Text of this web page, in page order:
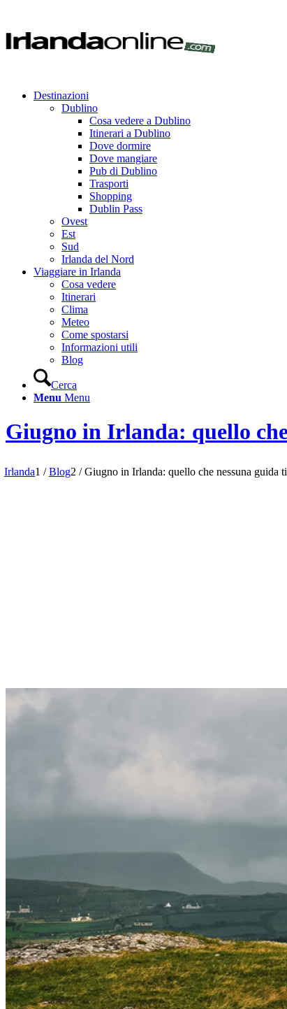
Destinazioni
Dublino
Cosa vedere a Dublino
Itinerari a Dublino
Dove dormire
Dove mangiare
Pub di Dublino
Trasporti
Shopping
Dublin Pass
Ovest
Est
Sud
Irlanda del Nord
Viaggiare in Irlanda
Cosa vedere
Itinerari
Clima
Meteo
Come spostarsi
Informazioni utili
Blog
Cerca
Menu Menu
Giugno in Irlanda: quello
Irlanda1 / Blog2 / Giugno in Irlanda: quello che nessuna guida